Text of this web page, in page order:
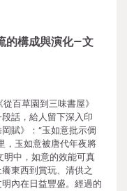
的構成與演化–文
百草園到三味書屋》
話，給人留下深入印
賦》：“玉如意批示倜
，玉如意被唐代年夜將
明中，如意的效能可真
東西到賞玩、清供之
內在日益豐盛。經過的